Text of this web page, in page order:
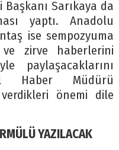
Sarıkaya da
yaptı. Anadolu
ise sempozyuma
zirve haberlerini
paylaşacaklarını
Haber Müdürü
önemi dile
YAZILACAK